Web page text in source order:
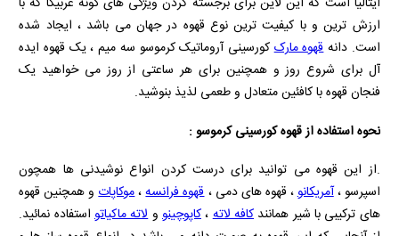
ارزش ترین و با کیفیت ترین نوع قهوه در جهان می باشد ، ایجاد شده
است. دانهقهوه مارککورسینی آروماتیک کرموسو سه میم ، یک قهوه ایده
آل برای شروع روز و همچنین برای هر ساعتی از روز می خواهید یک
فنجان قهوه با کافئین متعادل و طعمی لذیذ بنوشید.
نحوه استفاده از قهوه کورسینی کرموسو :
.از این قهوه می توانید برای درست کردن انواع نوشیدنی ها همچون
اسپرسو ،آمریکانو، قهوه های دمی ،قهوه فرانسه،موکاپاتو همچنین قهوه
های ترکیبی با شیر همانند کافه لاته،کاپوچینو ولاته ماکیاتو استفاده نمائید.